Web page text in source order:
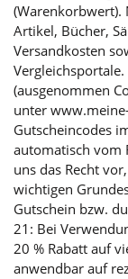
(Warenkorbwert).
Artikel, Bücher,
Versandkosten
(ausgenommen
unter
Gutscheincodes
automatisch vom
uns das Recht
wichtigen
Gutschein bzw.
21: Bei
20 % Rabatt auf
anwendbar auf